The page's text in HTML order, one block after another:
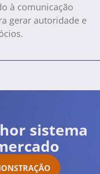
à comunicação
gerar autoridade e
sistema